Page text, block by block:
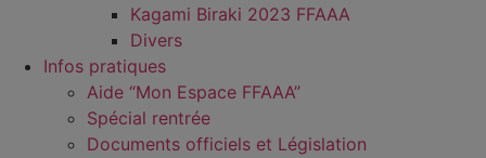
Kagami Biraki 2023 FFAAA
Divers
Infos pratiques
Aide “Mon Espace FFAAA”
Spécial rentrée
Documents officiels et Législation